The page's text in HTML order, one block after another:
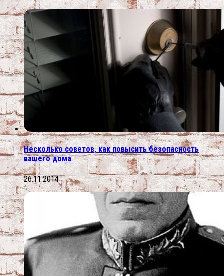
Несколько советов, как повысить безопасность
вашего дома
26.11.2014